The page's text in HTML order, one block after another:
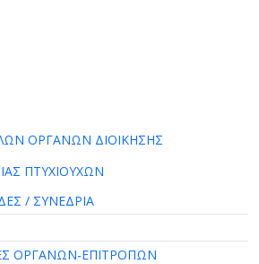
ΟΡΓΑΝΩΝ ΔΙΟΙΚΗΣΗΣ
ΠΤΥΧΙΟΥΧΩΝ
/ ΣΥΝΕΔΡΙΑ
ΟΡΓΑΝΩΝ-ΕΠΙΤΡΟΠΩΝ